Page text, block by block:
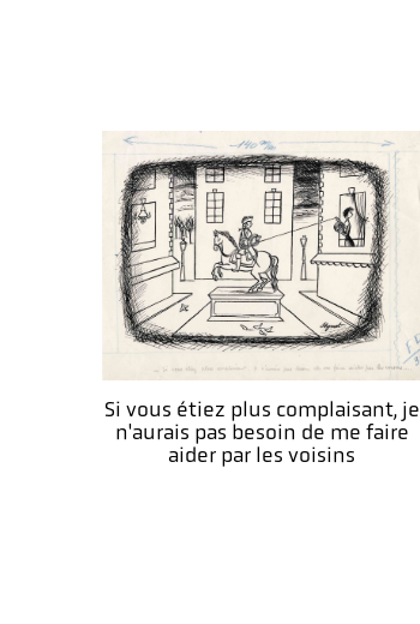
Si vous étiez plus complaisant, je
n'aurais pas besoin de me faire
aider par les voisins